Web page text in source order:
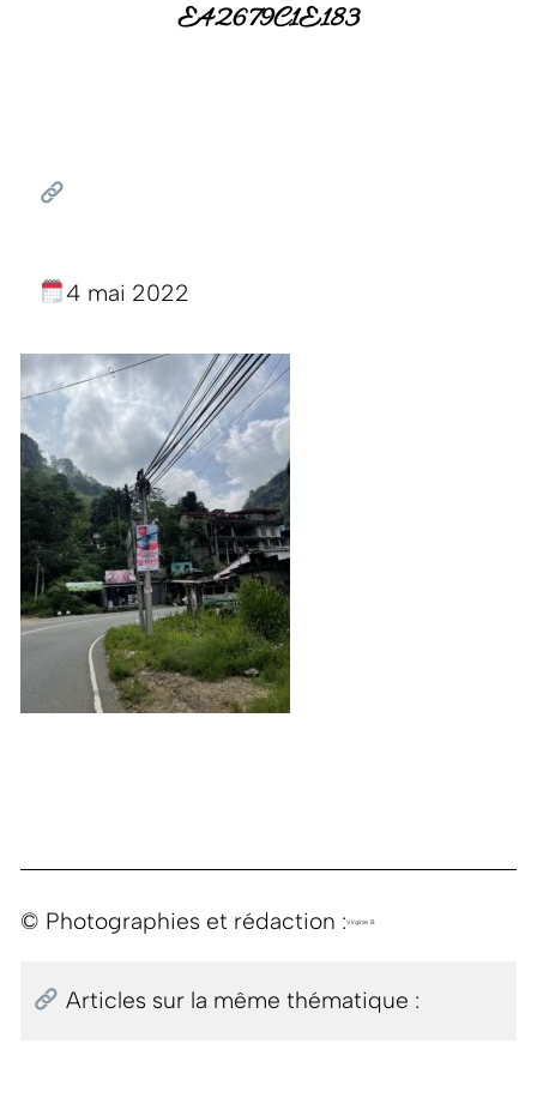
E42679C1E183
4 mai 2022
© Photographies et rédaction :Virginie B.
Articles sur la même thématique :